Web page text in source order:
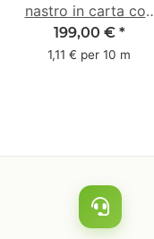
nastro in carta con
logo - 1 colore - 50
mm x 50 m - caucciù
199,00 € *
1,11 € per 10 m